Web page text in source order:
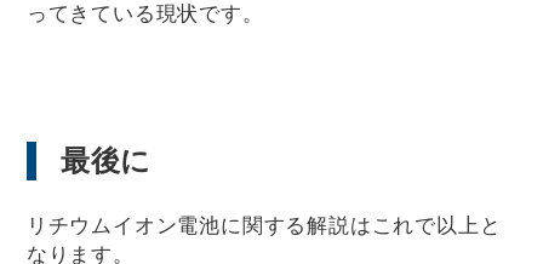
ってきている現状です。
最後に
リチウムイオン電池に関する解説はこれで以上と
なります。